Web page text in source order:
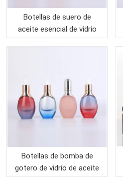
Botellas de suero de
aceite esencial de vidrio
cosmético
Botellas de bomba de
gotero de vidrio de aceite
esencial de envases para el